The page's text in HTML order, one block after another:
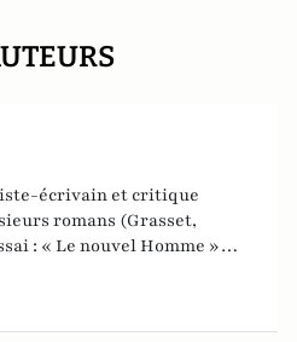
écrivain et critique
romans (Grasset,
: « Le nouvel Homme »
le prix du Premier
l’académie française (voir